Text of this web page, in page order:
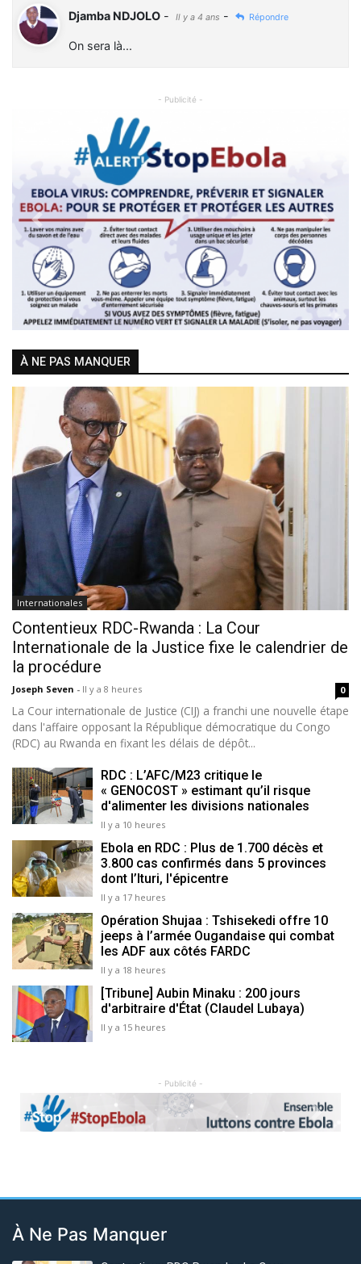
Djamba NDJOLO - Il y a 4 ans - Répondre
On sera là...
- Publicité -
Previous Next
À NE PAS MANQUER
Internationales
Contentieux RDC-Rwanda : La Cour
Internationale de la Justice fixe le calendrier de
la procédure
Joseph Seven - Il y a 8 heures 0
La Cour internationale de Justice (CIJ) a franchi une nouvelle étape
dans l'affaire opposant la République démocratique du Congo
(RDC) au Rwanda en fixant les délais de dépôt...
RDC : L’AFC/M23 critique le
« GENOCOST » estimant qu’il risque
d'alimenter les divisions nationales
Il y a 10 heures
Ebola en RDC : Plus de 1.700 décès et
3.800 cas confirmés dans 5 provinces
dont l’Ituri, l'épicentre
Il y a 17 heures
Opération Shujaa : Tshisekedi offre 10
jeeps à l’armée Ougandaise qui combat
les ADF aux côtés FARDC
Il y a 18 heures
[Tribune] Aubin Minaku : 200 jours
d'arbitraire d'État (Claudel Lubaya)
Il y a 15 heures
- Publicité -
Previous Next
À Ne Pas Manquer